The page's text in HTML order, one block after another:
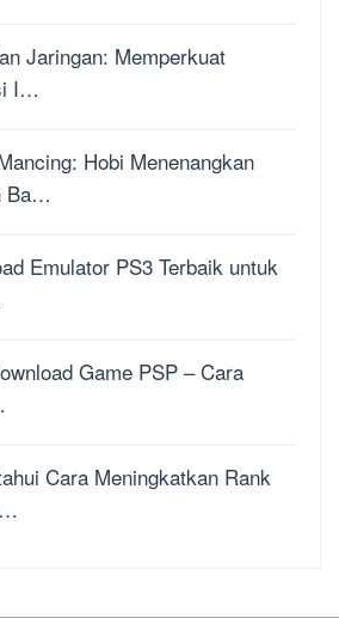
Jaringan: Memperkuat
I…
Hobi Menenangkan
Ba…
Emulator PS3 Terbaik untuk
Game PSP – Cara
Cara Meningkatkan Rank